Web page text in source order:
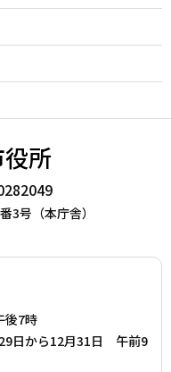
所
号（本庁舎）
後7時
日から12月31日 午前9